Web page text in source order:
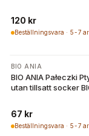
120 kr
Beställningsvara · 5-7
BIO ANIA
BIO ANIA Pałeczki
utan tillsatt socker
67 kr
Beställningsvara · 5-7